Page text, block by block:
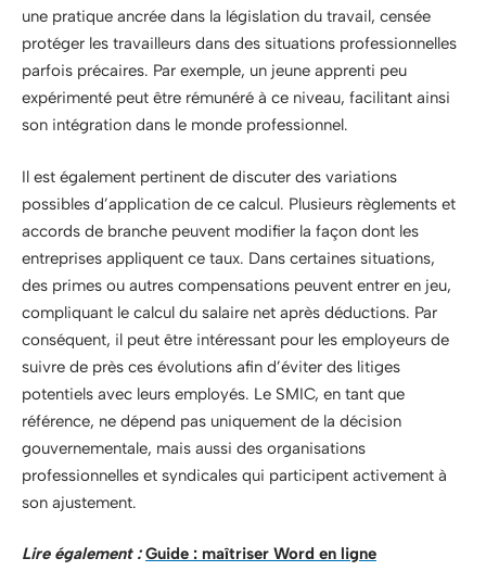
une pratique ancrée dans la législation du travail, censée
protéger les travailleurs dans des situations professionnelles
parfois précaires. Par exemple, un jeune apprenti peu
expérimenté peut être rémunéré à ce niveau, facilitant ainsi
son intégration dans le monde professionnel.
Il est également pertinent de discuter des variations
possibles d’application de ce calcul. Plusieurs règlements et
accords de branche peuvent modifier la façon dont les
entreprises appliquent ce taux. Dans certaines situations,
des primes ou autres compensations peuvent entrer en jeu,
compliquant le calcul du salaire net après déductions. Par
conséquent, il peut être intéressant pour les employeurs de
suivre de près ces évolutions afin d’éviter des litiges
potentiels avec leurs employés. Le SMIC, en tant que
référence, ne dépend pas uniquement de la décision
gouvernementale, mais aussi des organisations
professionnelles et syndicales qui participent activement à
son ajustement.
Lire également : Guide : maîtriser Word en ligne